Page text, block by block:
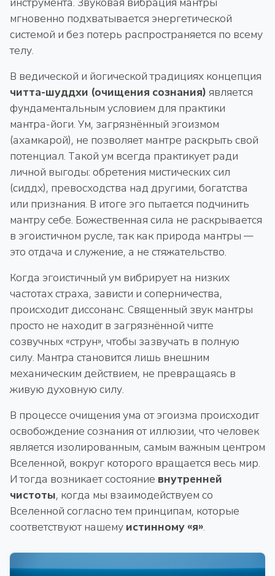
инструмента. Звуковая вибрация мантры
мгновенно подхватывается энергетической
системой и без потерь распространяется по всему
телу.
В ведической и йогической традициях концепция
читта-шуддхи (очищения сознания) является
фундаментальным условием для практики
мантра-йоги. Ум, загрязнённый эгоизмом
(ахамкарой), не позволяет мантре раскрыть свой
потенциал. Такой ум всегда практикует ради
личной выгоды: обретения мистических сил
(сиддх), превосходства над другими, богатства
или признания. В итоге эго пытается подчинить
мантру себе. Божественная сила не раскрывается
в эгоистичном русле, так как природа мантры —
это отдача и служение, а не стяжательство.
Когда эгоистичный ум вибрирует на низких
частотах страха, зависти и соперничества,
происходит диссонанс. Священный звук мантры
просто не находит в загрязнённой читте
созвучных «струн», чтобы зазвучать в полную
силу. Мантра становится лишь внешним
механическим действием, не превращаясь в
живую духовную силу.
В процессе очищения ума от эгоизма происходит
освобождение сознания от иллюзии, что человек
является изолированным, самым важным центром
Вселенной, вокруг которого вращается весь мир.
И тогда возникает состояние внутренней
чистоты, когда мы взаимодействуем со
Вселенной согласно тем принципам, которые
соответствуют нашему истинному «я».